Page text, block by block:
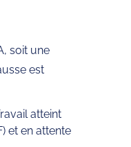
soit une
est
atteint
et en attente